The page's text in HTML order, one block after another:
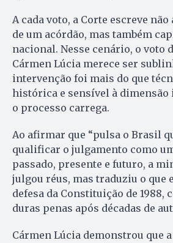
A cada voto, a Corte escreve
de um acórdão, mas também
nacional. Nesse cenário, o voto
Cármen Lúcia merece ser
intervenção foi mais do que
histórica e sensível à
o processo carrega.
Ao afirmar que “pulsa o Brasil
qualificar o julgamento como
passado, presente e futuro, a
julgou réus, mas traduziu o que
defesa da Constituição de 1988,
duras penas após décadas de
Cármen Lúcia demonstrou que